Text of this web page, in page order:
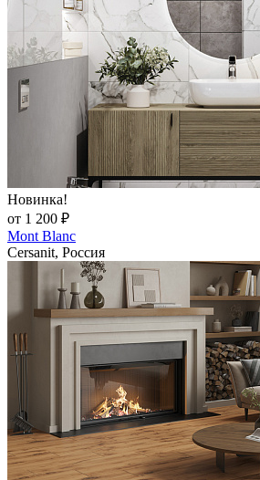
Новинка!
от 1 200 ₽
Mont Blanc
Cersanit, Россия